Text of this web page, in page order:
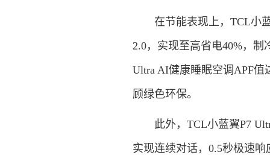
在节能表现上，TCL小蓝
2.0，实现至高省电40%，
Ultra AI健康睡眠空调APF值
顾绿色环保。
此外，TCL小蓝翼P7
实现连续对话，0.5秒极速